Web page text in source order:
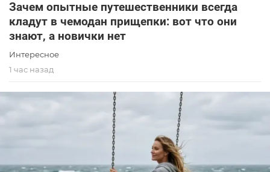
Зачем опытные путешественники всегда
кладут в чемодан прищепки: вот что они
знают, а новички нет
Интересное
1 час назад